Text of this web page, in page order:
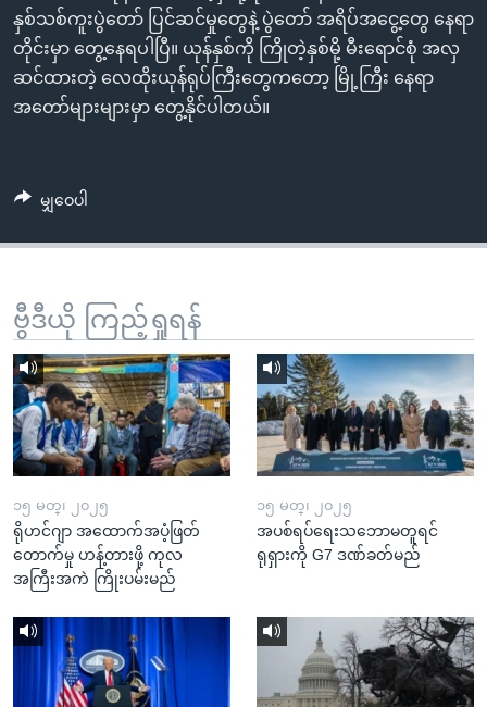
စာမျက်နှာ
သို့
ကျော်
ကြည့်
ရန်
သို့
ရန်
ဗွီအိုအေ လူမှုကွန်ယက်များ
နှစ်သစ်ကူးပွဲတော် ပြင်ဆင်မှုတွေနဲ့ ပွဲတော် အရိပ်အငွေ့တွေ နေရာ
တိုင်းမှာ တွေ့နေရပါပြီ။ ယုန်နှစ်ကို ကြိုတဲ့နှစ်မို့ မီးရောင်စုံ အလှ
ဆင်ထားတဲ့ လေထိုးယုန်ရုပ်ကြီးတွေကတော့ မြို့ကြီး နေရာ
အတော်များများမှာ တွေ့နိုင်ပါတယ်။
မျှဝေပါ
ဗွီဒီယို ကြည့်ရှုရန်
၁၅ မတ္၊ ၂၀၂၅
ရိုဟင်ဂျာ အထောက်အပံ့ဖြတ်
တောက်မှု ဟန့်တားဖို့ ကုလ
အကြီးအကဲ ကြိုးပမ်းမည်
၁၅ မတ္၊ ၂၀၂၅
အပစ်ရပ်ရေးသဘောမတူရင်
ရုရှားကို G7 ဒဏ်ခတ်မည်